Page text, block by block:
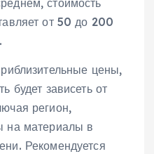
стоимость
от 50 до 200
цены‚
будет зависеть от
регион‚
на материалы в
Рекомендуется